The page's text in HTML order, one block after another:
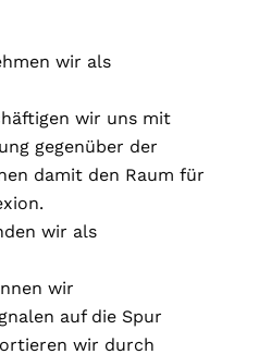
wir als
wir uns mit
gegenüber der
damit den Raum für
wir als
wir
auf die Spur
wir durch